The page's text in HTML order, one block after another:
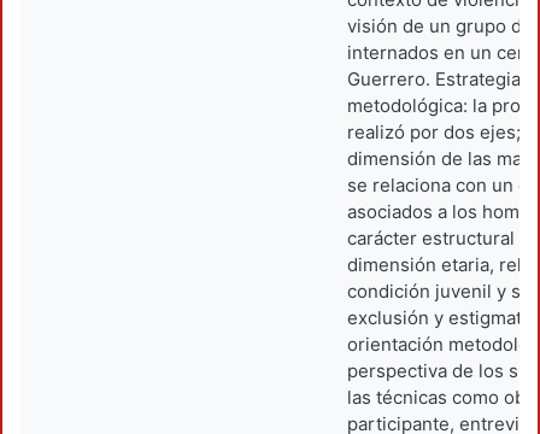
visión de un grupo de
internados en un
Guerrero. Estrategia
metodológica: la
realizó por dos ejes;
dimensión de las
se relaciona con un
asociados a los
carácter estructural y
dimensión etaria,
condición juvenil y
exclusión y
orientación
perspectiva de los
las técnicas como
participante,